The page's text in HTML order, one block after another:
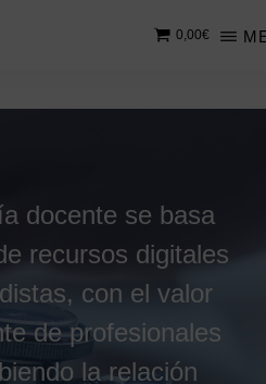
0,00€
docente se basa
recursos digitales
con el valor
de profesionales
la relación